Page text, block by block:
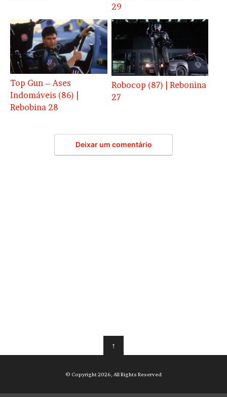
29
Top Gun – Ases
Indomáveis (86) |
Rebobina 28
Robocop (87) | Rebonina
27
Deixar um comentário
↑
© Copyright 2026, All Rights Reserved